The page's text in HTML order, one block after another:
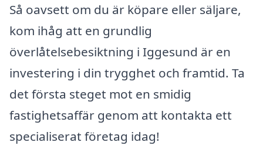
Så oavsett om du är köpare eller säljare,
kom ihåg att en grundlig
överlåtelsebesiktning i Iggesund är en
investering i din trygghet och framtid. Ta
det första steget mot en smidig
fastighetsaffär genom att kontakta ett
specialiserat företag idag!